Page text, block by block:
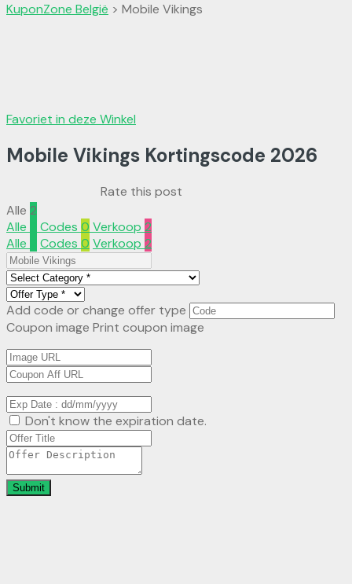
KuponZone België > Mobile Vikings
Favoriet in deze Winkel
Mobile Vikings Kortingscode 2026
Rate this post
Alle 2
Alle
Codes 0 Verkoop 2
Alle
Codes 0 Verkoop 2
Add code or change offer type
Coupon image Print coupon image
Don't know the expiration date.
Submit